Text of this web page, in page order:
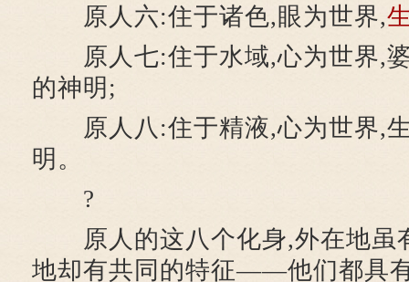
原人六:住于诸色,眼为世界,
原人七:住于水域,心为世界,
的神明;
原人八:住于精液,心为世界,生
明。
?
原人的这八个化身,外在地虽
地却有共同的特征——他们都具